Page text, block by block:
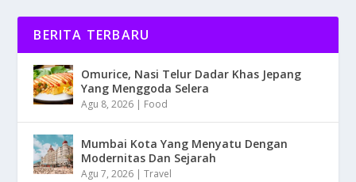
BERITA TERBARU
Omurice, Nasi Telur Dadar Khas Jepang
Yang Menggoda Selera
Agu 8, 2026 | Food
Mumbai Kota Yang Menyatu Dengan
Modernitas Dan Sejarah
Agu 7, 2026 |Travel